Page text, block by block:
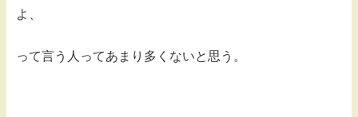
よ、
って言う人ってあまり多くないと思う。